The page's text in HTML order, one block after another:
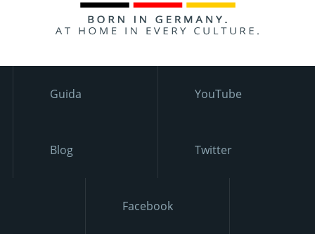
Guida YouTube
Blog Twitter
Facebook